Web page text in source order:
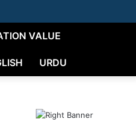
VALUE
URDU